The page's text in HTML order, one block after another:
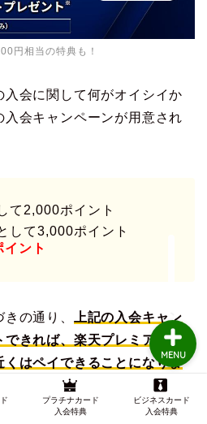
円相当の特典も！
会に関して何がオイシイか
入会キャンペーンが用意され
て2,000ポイント
して3,000ポイント
ント
の通り、
上記の入会キャン
きれば、楽天プレミアムカ
くはペイできることになりま
プラチナカード
入会特典
ビジネスカード
入会特典
MENU
TOP
ットカード審査知